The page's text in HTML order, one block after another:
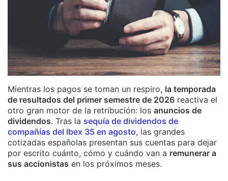
Mientras los pagos se toman un respiro, la temporada
de resultados del primer semestre de 2026 reactiva el
otro gran motor de la retribución: los anuncios de
dividendos. Tras la sequía de dividendos de
compañías del Ibex 35 en agosto, las grandes
cotizadas españolas presentan sus cuentas para dejar
por escrito cuánto, cómo y cuándo van a remunerar a
sus accionistas en los próximos meses.